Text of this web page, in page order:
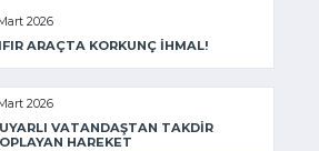
2026
ARAÇTA KORKUNÇ İHMAL!
2026
VATANDAŞTAN TAKDİR
HAREKET